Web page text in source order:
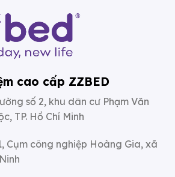
cao cấp ZZBED
số 2, khu dân cư Phạm Văn
TP. Hồ Chí Minh
Cụm công nghiệp Hoàng Gia, xã